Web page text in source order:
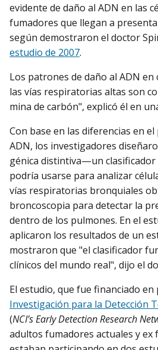
evidente de daño al ADN en las
fumadores que llegan a
según demostraron el doctor
estudio de 2007.
Los patrones de daño al ADN en
las vías respiratorias altas son
mina de carbón", explicó él en
Con base en las diferencias en
ADN, los investigadores
génica distintiva—un
podría usarse para analizar
vías respiratorias bronquiales
broncoscopia para detectar la
dentro de los pulmones. En el
aplicaron los resultados de un
mostraron que "el clasificador
clínicos del mundo real", dijo el
El estudio, que fue financiado
Investigación para la Detección
(NCI’s Early Detection Research
adultos fumadores actuales y ex